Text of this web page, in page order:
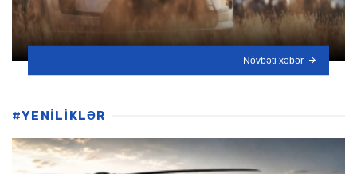
Növbəti xəbər
#YENİLİKLƏR